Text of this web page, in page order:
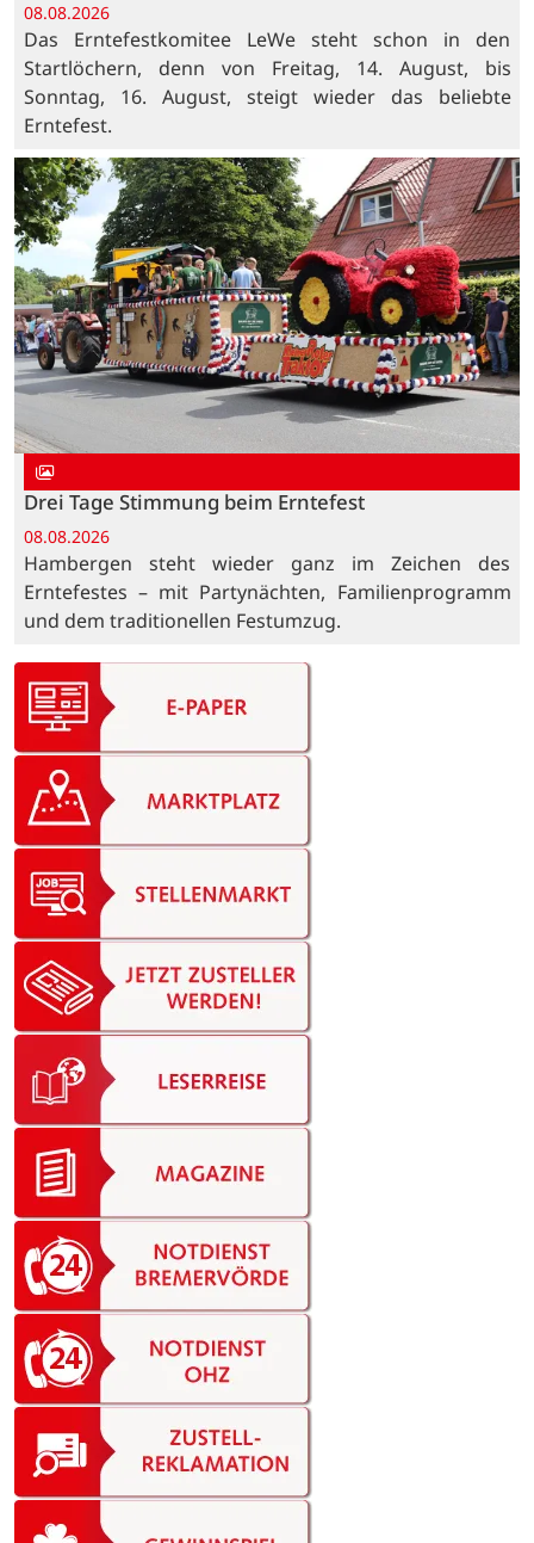
08.08.2026
Das Erntefestkomitee LeWe steht schon in den
Startlöchern, denn von Freitag, 14. August, bis
Sonntag, 16. August, steigt wieder das beliebte
Erntefest.
Drei Tage Stimmung beim Erntefest
08.08.2026
Hambergen steht wieder ganz im Zeichen des
Erntefestes – mit Partynächten, Familienprogramm
und dem traditionellen Festumzug.